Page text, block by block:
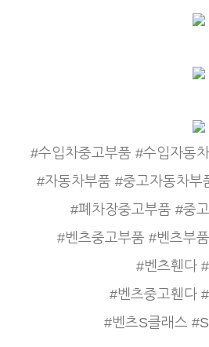
#수입차중고부품 #수입자동
#자동차부품 #중고자동차부
#폐차장중고부품 #중
#벤츠중고부품 #벤츠부
#벤츠휀다
#벤츠중고휀다
#벤츠S클래스